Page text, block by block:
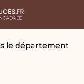
le département